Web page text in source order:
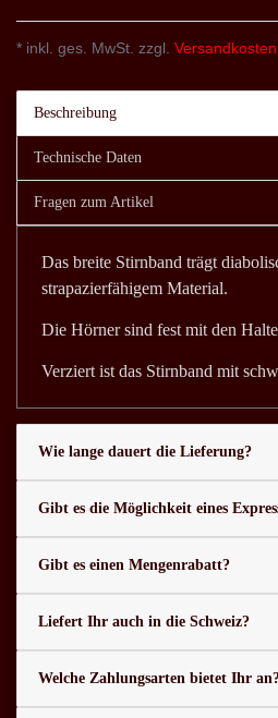
* inkl. ges. MwSt. zzgl. Versandkosten
Beschreibung
Technische Daten
Fragen zum Artikel
Das breite Stirnband trägt
strapazierfähigem Material.
Die Hörner sind fest mit den
Verziert ist das Stirnband mit
Wie lange dauert die Lieferung?
Gibt es die Möglichkeit eines
Gibt es einen Mengenrabatt?
Liefert Ihr auch in die Schweiz?
Welche Zahlungsarten bietet Ihr